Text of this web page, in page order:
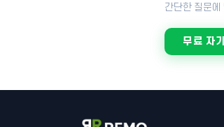
간단한 질문
무료 자